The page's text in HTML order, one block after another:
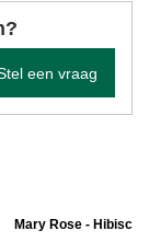
een vraag
Mary Rose -